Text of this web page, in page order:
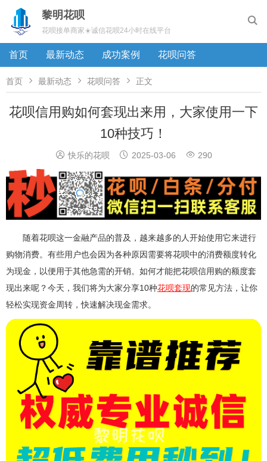

黎明花呗
花呗接单商家☀️诚信花呗24小时在线平台
首页 最新动态 成功案例 花呗问答
首页  最新动态  花呗问答  正文
花呗信用购如何套现出来用，大家使用一下
10种技巧！
 快乐的花呗  2025-03-06  290
随着花呗这一金融产品的普及，越来越多的人开始使用它来进行
购物消费。有些用户也会因为各种原因需要将花呗中的消费额度转化
为现金，以便用于其他急需的开销。如何才能把花呗信用购的额度套
现出来呢？今天，我们将为大家分享10种花呗套现的常见方法，让你
轻松实现资金周转，快速解决现金需求。